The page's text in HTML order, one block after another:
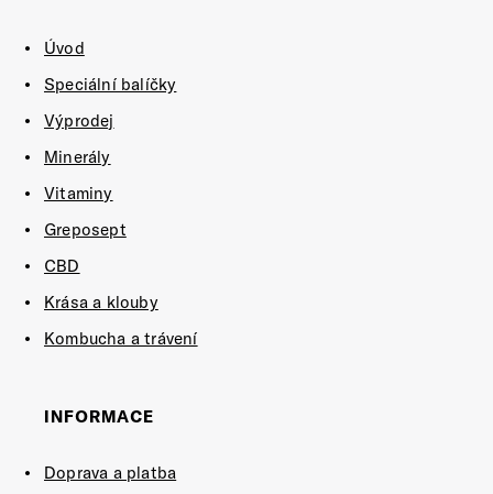
Úvod
Speciální balíčky
Výprodej
Minerály
Vitaminy
Greposept
CBD
Krása a klouby
Kombucha a trávení
INFORMACE
Doprava a platba